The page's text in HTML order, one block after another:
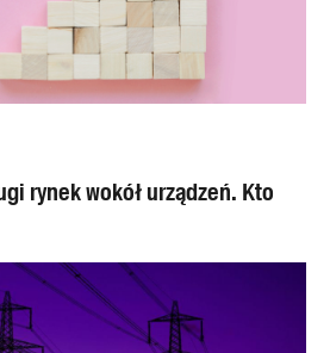
rynek wokół urządzeń. Kto